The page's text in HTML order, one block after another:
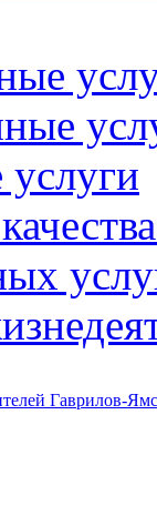
Гаврилов-